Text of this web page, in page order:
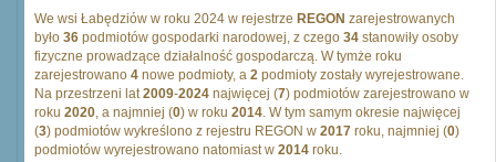
We wsi Łabędziów w roku 2024 w rejestrze REGON zarejestrowanych
było 36 podmiotów gospodarki narodowej, z czego 34 stanowiły osoby
fizyczne prowadzące działalność gospodarczą. W tymże roku
zarejestrowano 4 nowe podmioty, a 2 podmioty zostały wyrejestrowane.
Na przestrzeni lat2009-2024 najwięcej (7) podmiotów zarejestrowano w
roku 2020, a najmniej (0) w roku 2014. W tym samym okresie najwięcej
(3) podmiotów wykreślono z rejestru REGON w 2017 roku, najmniej (0)
podmiotów wyrejestrowano natomiast w 2014 roku.